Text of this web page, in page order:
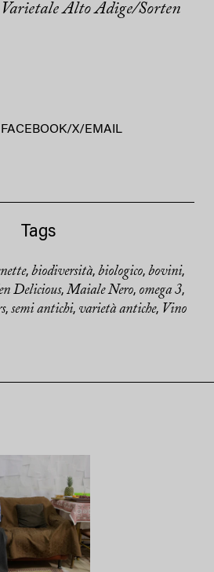
Alto Adige/Sorten
FACEBOOK/X/ EMAIL
Tags
, biodiversità, biologico, bovini,
Delicious, Maiale Nero, omega 3,
, semi antichi, varietà antiche, Vino